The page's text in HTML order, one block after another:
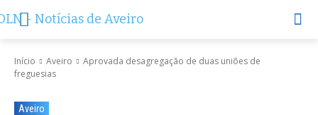
Início Aveiro
Aprovada desagregação de duas uniões de
freguesias
Aveiro